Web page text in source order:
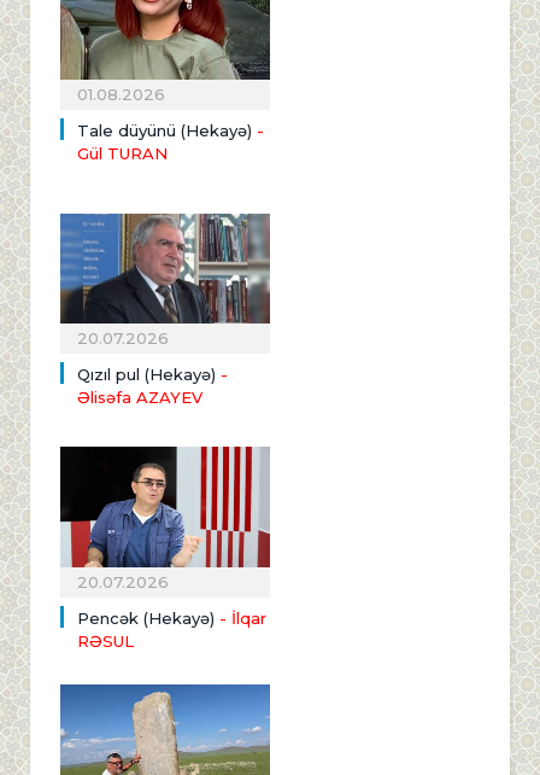
01.08.2026
Tale düyünü (Hekayə) -
Gül TURAN
20.07.2026
Qızıl pul (Hekayə) -
Əlisəfa AZAYEV
20.07.2026
Pencək (Hekayə) - İlqar
RƏSUL